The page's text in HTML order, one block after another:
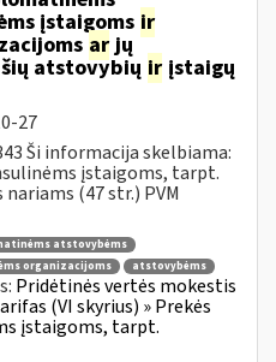
įstaigoms ir
arjų
atstovybių ir įstaigų
27
Ši informacija skelbiama:
įstaigoms, tarpt.
nariams (47 str.) PVM
atstovybėms
organizacijoms atstovybėms
Pridėtinės vertės mokestis
(VI skyrius) » Prekės
įstaigoms, tarpt.